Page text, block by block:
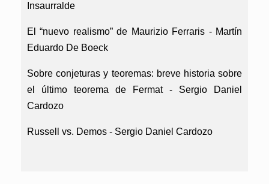
Insaurralde
El “nuevo realismo” de Maurizio Ferraris - Martín
Eduardo De Boeck
Sobre conjeturas y teoremas: breve historia sobre
el último teorema de Fermat - Sergio Daniel
Cardozo
Russell vs. Demos - Sergio Daniel Cardozo